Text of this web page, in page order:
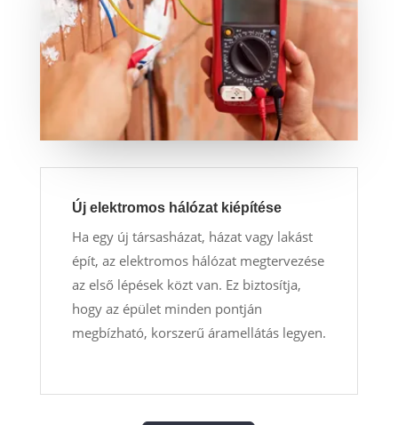
Új elektromos hálózat kiépítése
Ha egy új társasházat, házat vagy lakást
épít, az elektromos hálózat megtervezése
az első lépések közt van. Ez biztosítja,
hogy az épület minden pontján
megbízható, korszerű áramellátás legyen.